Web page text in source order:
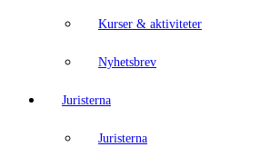
Kurser & aktiviteter
Nyhetsbrev
Juristerna
Juristerna